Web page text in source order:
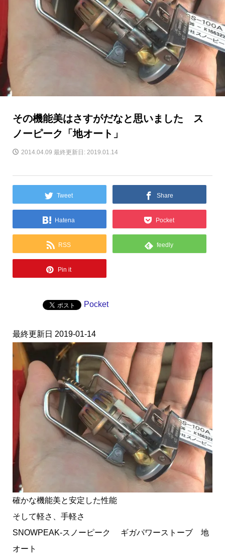
その機能美はさすがだなと思いました ス
ノーピーク「地オート」
2014.04.09 最終更新日: 2019.01.14
Tweet Share
Hatena Pocket
RSS feedly
Pin it
Pocket
最終更新日 2019-01-14
確かな機能美と安定した性能
そして軽さ、手軽さ
SNOWPEAK-スノーピーク ギガパワーストーブ 地
オート